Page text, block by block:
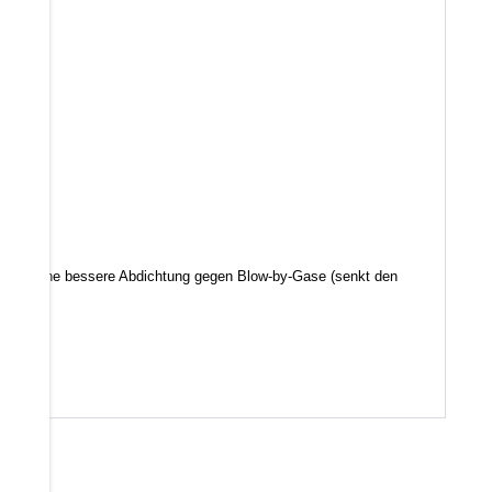
eine bessere Abdichtung gegen Blow-by-Gase (senkt den